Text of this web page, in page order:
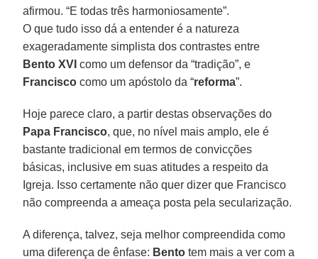
afirmou. “E todas três harmoniosamente”.
O que tudo isso dá a entender é a natureza
exageradamente simplista dos contrastes entre
Bento XVI como um defensor da “tradição”, e
Francisco como um apóstolo da “reforma”.
Hoje parece claro, a partir destas observações do
Papa Francisco, que, no nível mais amplo, ele é
bastante tradicional em termos de convicções
básicas, inclusive em suas atitudes a respeito da
Igreja. Isso certamente não quer dizer que Francisco
não compreenda a ameaça posta pela secularização.
A diferença, talvez, seja melhor compreendida como
uma diferença de ênfase: Bento tem mais a ver com a